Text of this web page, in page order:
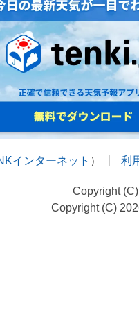
インターネット ） 利
Copyright
Copyright (C)